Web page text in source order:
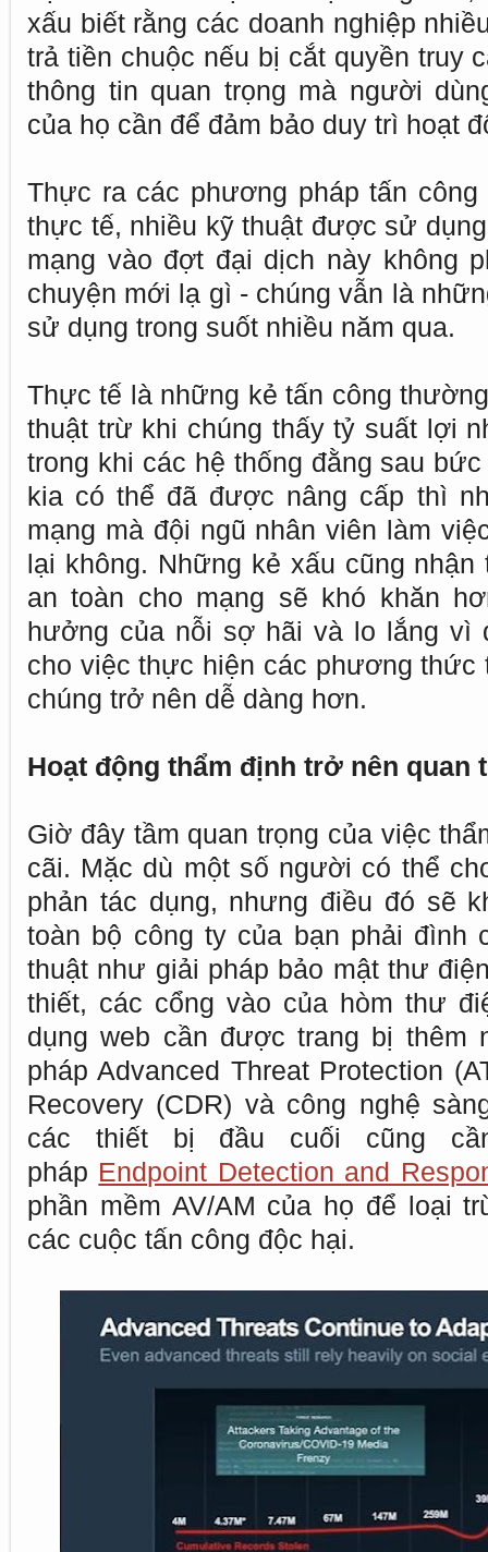
xấu biết rằng các doanh nghiệp
trả tiền chuộc nếu bị cắt quyền truy
thông tin quan trọng mà người
của họ cần để đảm bảo duy trì hoạt
Thực ra các phương pháp tấn
thực tế, nhiều kỹ thuật được sử
mạng vào đợt đại dịch này không
chuyện mới lạ gì - chúng vẫn là
sử dụng trong suốt nhiều năm qua.
Thực tế là những kẻ tấn công
thuật trừ khi chúng thấy tỷ suất lợi
trong khi các hệ thống đằng sau
kia có thể đã được nâng cấp thì
mạng mà đội ngũ nhân viên làm
lại không. Những kẻ xấu cũng
an toàn cho mạng sẽ khó khăn
hưởng của nỗi sợ hãi và lo lắng vì
cho việc thực hiện các phương thức
chúng trở nên dễ dàng hơn.
Hoạt động thẩm định trở nên
Giờ đây tầm quan trọng của việc
cãi. Mặc dù một số người có thể
phản tác dụng, nhưng điều đó sẽ
toàn bộ công ty của bạn phải đình
thuật như giải pháp bảo mật thư
thiết, các cổng vào của hòm thư
dụng web cần được trang bị thêm
pháp Advanced Threat Protection
Recovery (CDR) và công nghệ
các thiết bị đầu cuối cũng
pháp Endpoint Detection and
phần mềm AV/AM của họ để loại
các cuộc tấn công độc hại.